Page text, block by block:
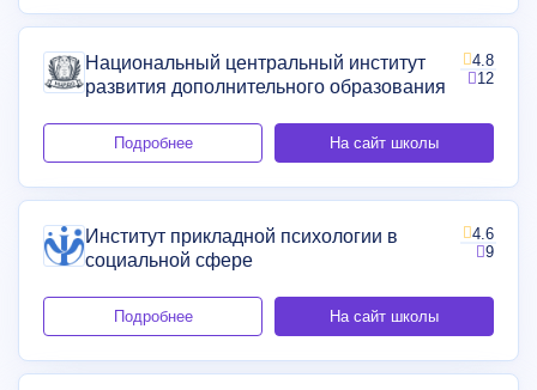
Национальный центральный институт
развития дополнительного образования
4.8
12
Подробнее На сайт школы
Институт прикладной психологии в
социальной сфере
4.6
9
Подробнее На сайт школы